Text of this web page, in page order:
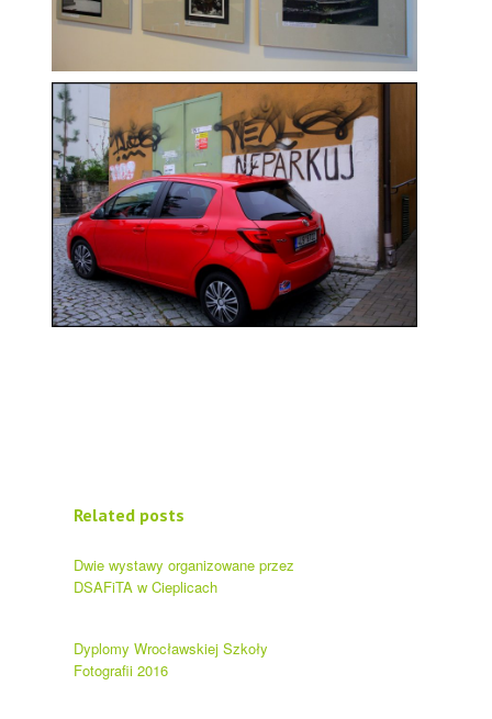
Related posts
Dwie wystawy organizowane przez
DSAFiTA w Cieplicach
Dyplomy Wrocławskiej Szkoły
Fotografii 2016